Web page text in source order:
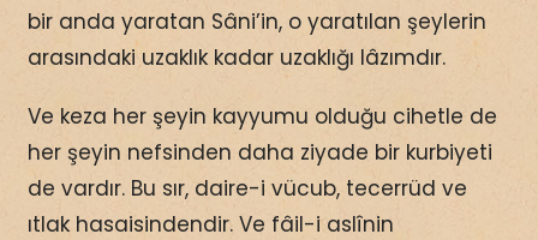
bir anda yaratan Sâni’in, o yaratılan şeylerin
arasındaki uzaklık kadar uzaklığı lâzımdır.
Ve keza her şeyin kayyumu olduğu cihetle de
her şeyin nefsinden daha ziyade bir kurbiyeti
de vardır. Bu sır, daire-i vücub, tecerrüd ve
ıtlak hasaisindendir. Ve fâil-i aslînin